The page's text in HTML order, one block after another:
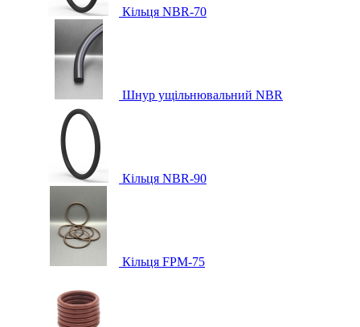
Кільця NBR-70
Шнур ущільнювальний NBR
Кільця NBR-90
Кільця FPM-75